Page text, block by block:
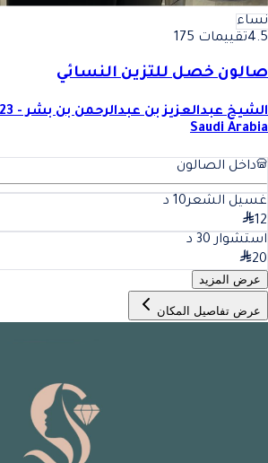
نساء
4.5تقييمات 175
صالون خصل للتزين النسائي
Saudi Arabia
داخل الصالون
غسيل الشعر10 د
12
استشوار 30 د
20
عرض المزيد
عرض تفاصيل المكان